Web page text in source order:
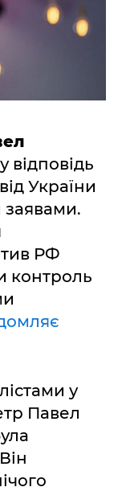
відповідь
України
заявами.
РФ
контроль
у
Павел